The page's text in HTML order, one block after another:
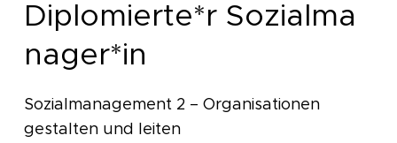
Diplomierte*r Sozialma
nager*in
Sozialmanagement 2 – Organisationen
gestalten und leiten